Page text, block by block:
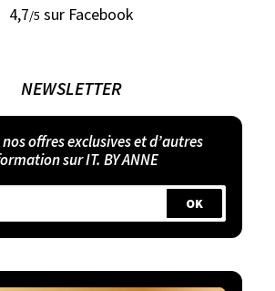
4,7/5 sur Facebook
NEWSLETTER
nos offres exclusives et d’autres
sur IT. BY ANNE